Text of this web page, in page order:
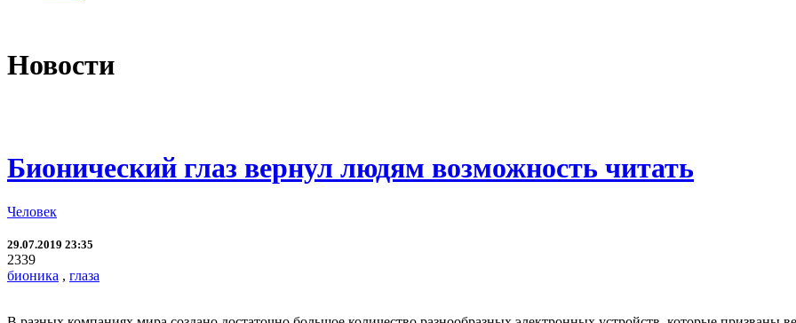
Новости
Бионический глаз вернул людям возможность читать
Человек
29.07.2019 23:35
2339
бионика , глаза